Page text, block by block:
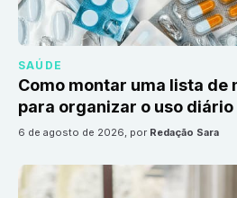
SAÚDE
Como montar uma lista de
para organizar o uso diário
6 de agosto de 2026, por Redação Sara